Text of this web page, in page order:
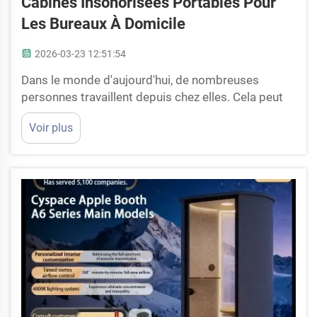
Les Bureaux À Domicile
2026-03-23 12:51:54
Dans le monde d'aujourd'hui, de nombreuses
personnes travaillent depuis chez elles. Cela peut
être agréable, mais le bruit constitue également un
problème majeur. Les enfants qui courent partout,
les chiens qui aboient ou les bruits provenant de la
pourquoi les cabines insonorisées portables
gagnent en popularité. Ce sont comme des peti...
Voir plus